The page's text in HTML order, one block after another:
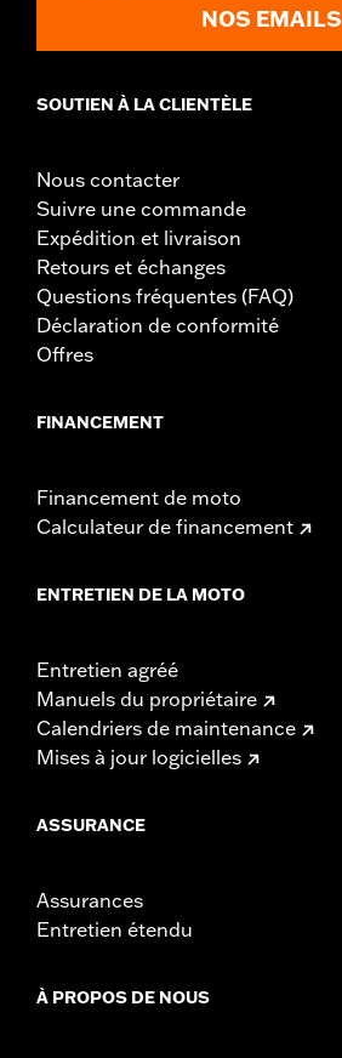
NOS EMAILS
SOUTIEN À LA CLIENTÈLE
Nous contacter
Suivre une commande
Expédition et livraison
Retours et échanges
Questions fréquentes (FAQ)
Déclaration de conformité
Offres
FINANCEMENT
Financement de moto
Calculateur de financement
ENTRETIEN DE LA MOTO
Entretien agréé
Manuels du propriétaire
Calendriers de maintenance
Mises à jour logicielles
ASSURANCE
Assurances
Entretien étendu
À PROPOS DE NOUS